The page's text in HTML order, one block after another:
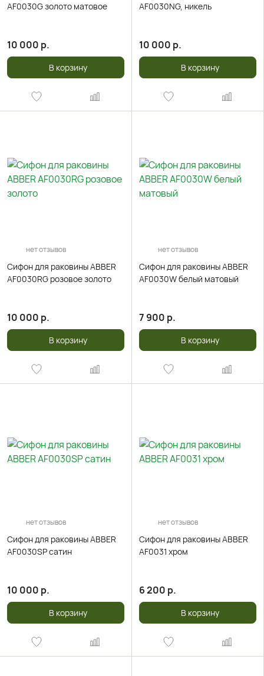
AF0030G золото матовое
10 000 р.
В корзину
AF0030NG, никель
10 000 р.
В корзину
нет отзывов
Сифон для раковины ABBER
AF0030RG розовое золото
10 000 р.
В корзину
нет отзывов
Сифон для раковины ABBER
AF0030W белый матовый
7 900 р.
В корзину
нет отзывов
Сифон для раковины ABBER
AF0030SP сатин
10 000 р.
В корзину
нет отзывов
Сифон для раковины ABBER
AF0031 хром
6 200 р.
В корзину